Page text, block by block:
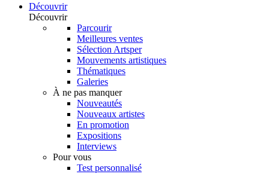
Découvrir
Découvrir
Parcourir
Meilleures ventes
Sélection Artsper
Mouvements artistiques
Thématiques
Galeries
À ne pas manquer
Nouveautés
Nouveaux artistes
En promotion
Expositions
Interviews
Pour vous
Test personnalisé